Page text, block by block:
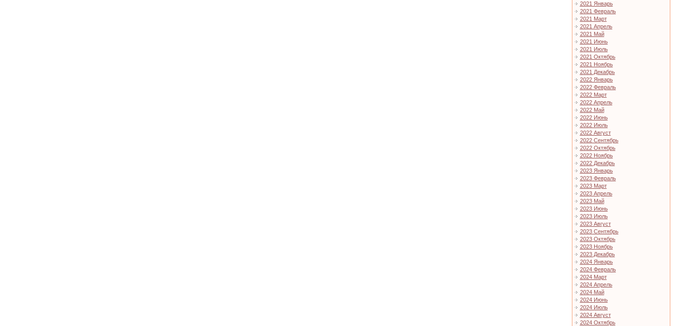
2021 Январь
2021 Февраль
2021 Март
2021 Апрель
2021 Май
2021 Июнь
2021 Июль
2021 Октябрь
2021 Ноябрь
2021 Декабрь
2022 Январь
2022 Февраль
2022 Март
2022 Апрель
2022 Май
2022 Июнь
2022 Июль
2022 Август
2022 Сентябрь
2022 Октябрь
2022 Ноябрь
2022 Декабрь
2023 Январь
2023 Февраль
2023 Март
2023 Апрель
2023 Май
2023 Июнь
2023 Июль
2023 Август
2023 Сентябрь
2023 Октябрь
2023 Ноябрь
2023 Декабрь
2024 Январь
2024 Февраль
2024 Март
2024 Апрель
2024 Май
2024 Июнь
2024 Июль
2024 Август
2024 Октябрь